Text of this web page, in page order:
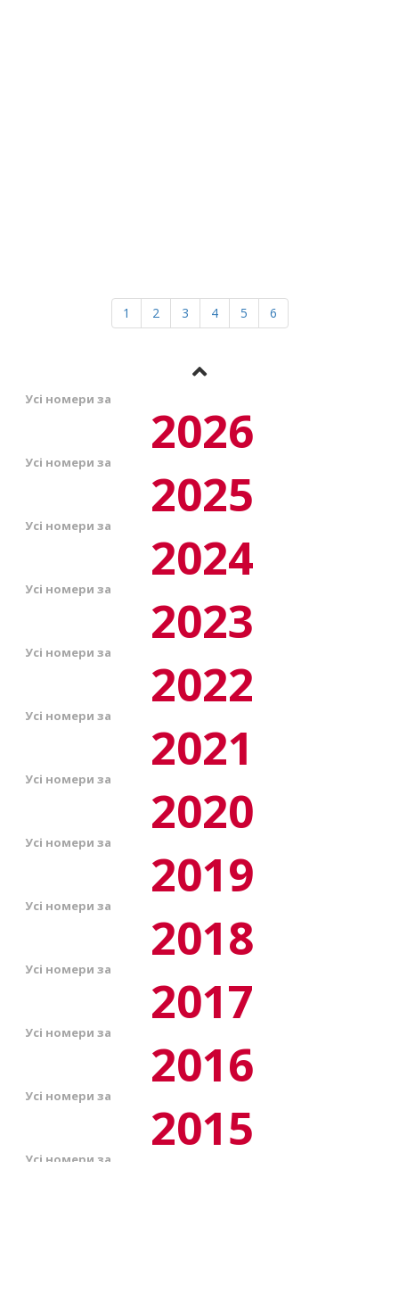
1 2 3 4 5 6
Усі номери за 2026
Усі номери за 2025
Усі номери за 2024
Усі номери за 2023
Усі номери за 2022
Усі номери за 2021
Усі номери за 2020
Усі номери за 2019
Усі номери за 2018
Усі номери за 2017
Усі номери за 2016
Усі номери за 2015
Усі номери за